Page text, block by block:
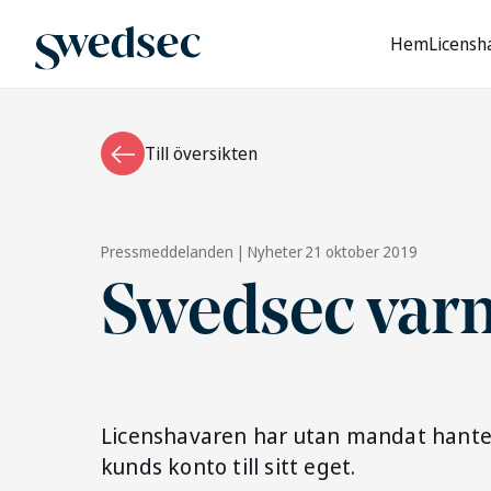
Hem
Till översikten
Pressmeddelanden | Nyheter21 oktober 2019
Swedsec
Licenshavaren har utan mandat
kunds konto till sitt eget.